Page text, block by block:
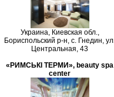
Украина, Киевская обл.,
Бориспольский р-н, с. Гнедин, ул.
Центральная, 43
«РИМСЬКІ ТЕРМИ», beauty spa
center